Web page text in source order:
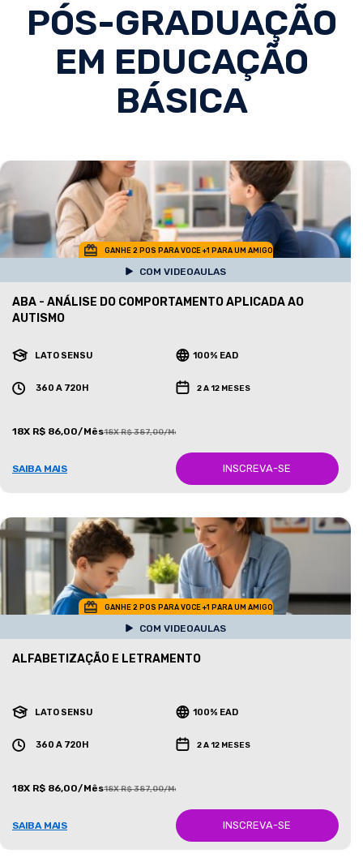
PÓS-GRADUAÇÃO
EM EDUCAÇÃO
BÁSICA
GANHE 2 POS PARA VOCE +1 PARA UM AMIGO
COM VIDEOAULAS
ABA - ANÁLISE DO COMPORTAMENTO APLICADA AO
AUTISMO
LATO SENSU 100% EAD
360 A 720H 2 A 12 MESES
18X R$ 86,00/Mês18X R$ 387,00/Mês
SAIBA MAIS INSCREVA-SE
GANHE 2 POS PARA VOCE +1 PARA UM AMIGO
COM VIDEOAULAS
ALFABETIZAÇÃO E LETRAMENTO
LATO SENSU 100% EAD
360 A 720H 2 A 12 MESES
18X R$ 86,00/Mês18X R$ 387,00/Mês
SAIBA MAIS INSCREVA-SE